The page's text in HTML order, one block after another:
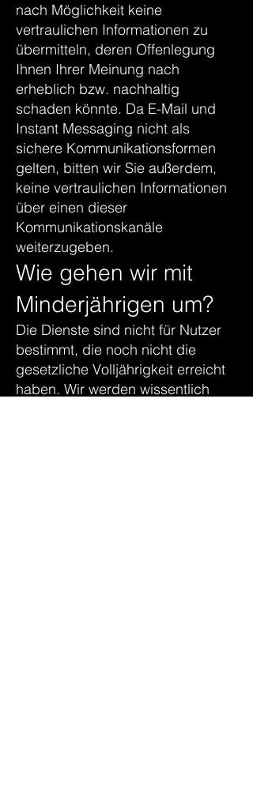
nach Möglichkeit keine
vertraulichen Informationen zu
übermitteln, deren Offenlegung
Ihnen Ihrer Meinung nach
erheblich bzw. nachhaltig
schaden könnte. Da E-Mail und
Instant Messaging nicht als
sichere Kommunikationsformen
gelten, bitten wir Sie außerdem,
keine vertraulichen Informationen
über einen dieser
Kommunikationskanäle
weiterzugeben.
Wie gehen wir mit
Minderjährigen um?
Die Dienste sind nicht für Nutzer
bestimmt, die noch nicht die
gesetzliche Volljährigkeit erreicht
haben. Wir werden wissentlich